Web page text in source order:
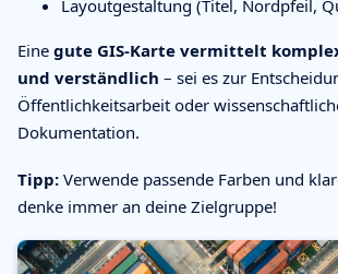
Layoutgestaltung (Titel, Nordpfeil,
Eine gute GIS-Karte vermittelt
und verständlich – sei es zur
Öffentlichkeitsarbeit oder
Dokumentation.
Tipp: Verwende passende Farben und
denke immer an deine Zielgruppe!